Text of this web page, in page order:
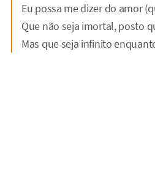
Eu possa me dizer do amor
Que não seja imortal, posto
Mas que seja infinito